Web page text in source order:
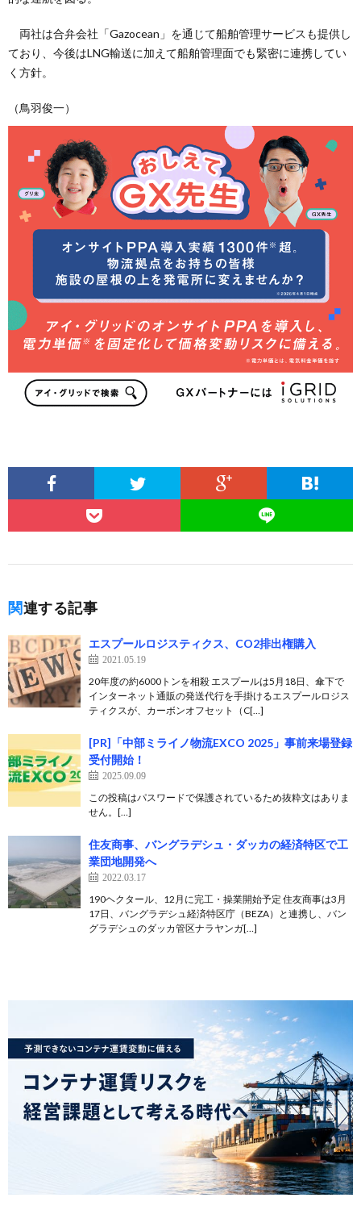
両社は合弁会社「Gazocean」を通じて船舶管理サービスも提供し
ており、今後はLNG輸送に加えて船舶管理面でも緊密に連携してい
く方針。
（鳥羽俊一）
関連する記事
エスプールロジスティクス、CO2排出権購入
2021.05.19
20年度の約6000トンを相殺 エスプールは5月18日、傘下で
インターネット通販の発送代行を手掛けるエスプールロジス
ティクスが、カーボンオフセット（C[…]
[PR]「中部ミライノ物流EXCO 2025」事前来場登録
受付開始！
2025.09.09
この投稿はパスワードで保護されているため抜粋文はありま
せん。[…]
住友商事、バングラデシュ・ダッカの経済特区で工
業団地開発へ
2022.03.17
190ヘクタール、12月に完工・操業開始予定 住友商事は3月
17日、バングラデシュ経済特区庁（BEZA）と連携し、バン
グラデシュのダッカ管区ナラヤンガ[…]